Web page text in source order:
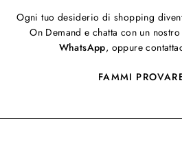
Ogni tuo desiderio di shopping
On Demand e chatta con un
WhatsApp, oppure
FAMMI